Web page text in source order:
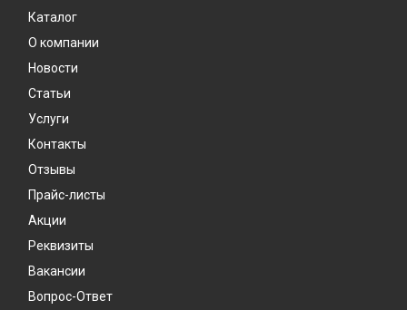
Каталог
О компании
Новости
Статьи
Услуги
Контакты
Отзывы
Прайс-листы
Акции
Реквизиты
Вакансии
Вопрос-Ответ